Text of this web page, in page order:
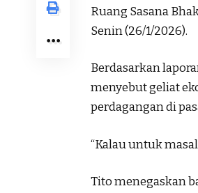
Ruang Sasana
Senin (26/1/2026).
Berdasarkan
menyebut geliat
perdagangan di
“Kalau untuk
Tito menegaskan